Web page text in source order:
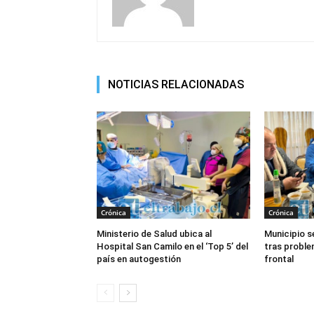
NOTICIAS RELACIONADAS
Crónica
Ministerio de Salud ubica al
Hospital San Camilo en el ‘Top 5’ del
país en autogestión
Crónica
Municipio
tras
frontal